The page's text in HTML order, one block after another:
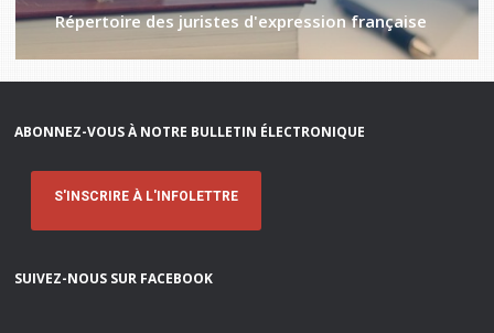
Répertoire des juristes d'expression française
ABONNEZ-VOUS À NOTRE BULLETIN ÉLECTRONIQUE
S'INSCRIRE À L'INFOLETTRE
SUIVEZ-NOUS SUR FACEBOOK